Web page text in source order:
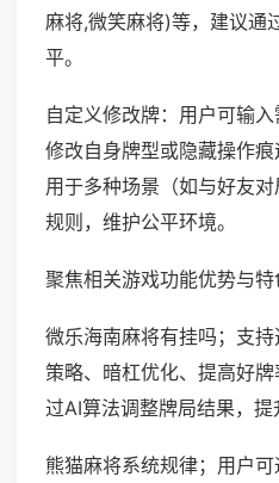
麻将,微笑麻将)等，建议通
平。
自定义修改牌：用户可输入
修改自身牌型或隐藏操作
用于多种场景（如与好友
规则，维护公平环境。
聚焦相关游戏功能优势与特
微乐海南麻将有挂吗；支
策略、暗杠优化、提高好
过AI算法调整牌局结果，提
熊猫麻将系统规律；用户